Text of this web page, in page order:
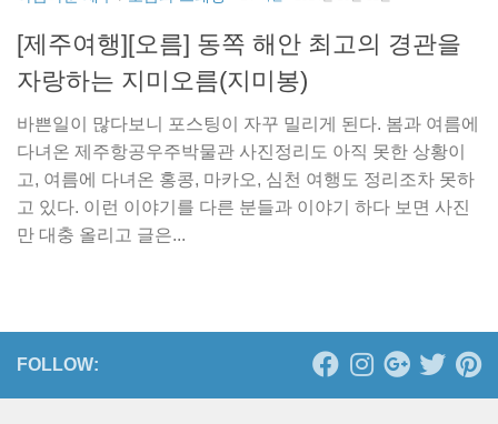
[제주여행][오름] 동쪽 해안 최고의 경관을
자랑하는 지미오름(지미봉)
바쁜일이 많다보니 포스팅이 자꾸 밀리게 된다. 봄과 여름에
다녀온 제주항공우주박물관 사진정리도 아직 못한 상황이
고, 여름에 다녀온 홍콩, 마카오, 심천 여행도 정리조차 못하
고 있다. 이런 이야기를 다른 분들과 이야기 하다 보면 사진
만 대충 올리고 글은...
FOLLOW: